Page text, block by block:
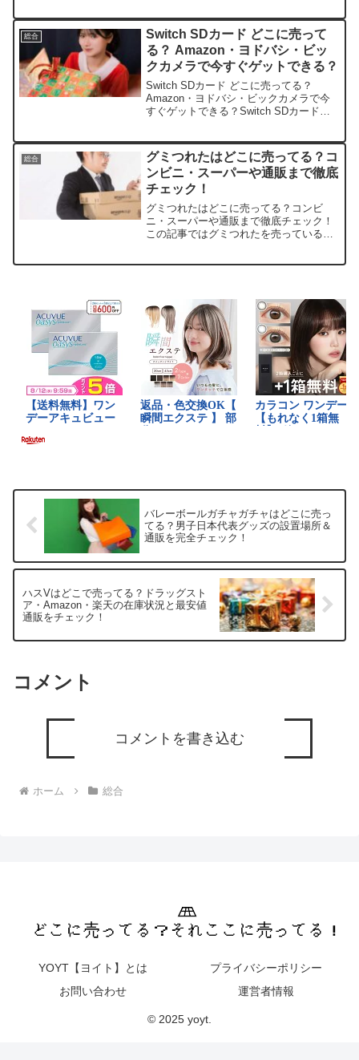
紹介します。店舗名価格帯（税込）特徴
楽天市場1,200...
総合
Switch SDカード どこに売って
る？ Amazon・ヨドバシ・ビッ
クカメラで今すぐゲットできる？
Switch SDカード どこに売ってる？
Amazon・ヨドバシ・ビックカメラで今
すぐゲットできる？Switch SDカードの
いる取扱店や平均的な値段、安く買...
総合
グミつれたはどこに売ってる？コ
ンビニ・スーパーや通販まで徹底
チェック！
グミつれたはどこに売ってる？コンビ
ニ・スーパーや通販まで徹底チェック！
この記事ではグミつれたを売っている取
バレーボールガチャガチャはどこに売っ
てる？男子日本代表グッズの設置場所＆
通販を完全チェック！
ハスVはどこで売ってる？ドラッグスト
ア・Amazon・楽天の在庫状況と最安値
通販をチェック！
コメント
コメントを書き込む
ホーム 総合
YOYT【ヨイト】とは
プライバシーポリシー
お問い合わせ
運営者情報
© 2025 yoyt.